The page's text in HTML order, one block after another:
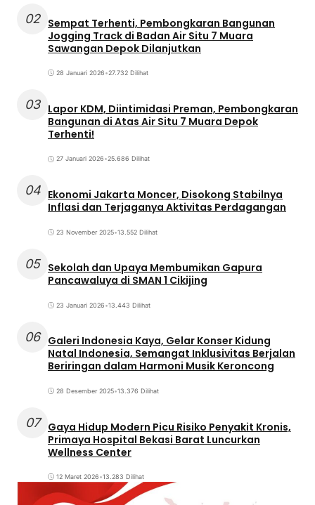
02 Sempat Terhenti, Pembongkaran Bangunan
Jogging Track di Badan Air Situ 7 Muara
Sawangan Depok Dilanjutkan
28 Januari 2026•27.732 Dilihat
03 Lapor KDM, Diintimidasi Preman, Pembongkaran
Bangunan di Atas Air Situ 7 Muara Depok
Terhenti!
27 Januari 2026•25.686 Dilihat
04 Ekonomi Jakarta Moncer, Disokong Stabilnya
Inflasi dan Terjaganya Aktivitas Perdagangan
23 November 2025•13.552 Dilihat
05 Sekolah dan Upaya Membumikan Gapura
Pancawaluya di SMAN 1 Cikijing
23 Januari 2026•13.443 Dilihat
06 Galeri Indonesia Kaya, Gelar Konser Kidung
Natal Indonesia, Semangat Inklusivitas Berjalan
Beriringan dalam Harmoni Musik Keroncong
28 Desember 2025•13.376 Dilihat
07
Gaya Hidup Modern Picu Risiko Penyakit Kronis,
Primaya Hospital Bekasi Barat Luncurkan
Wellness Center
12 Maret 2026•13.283 Dilihat